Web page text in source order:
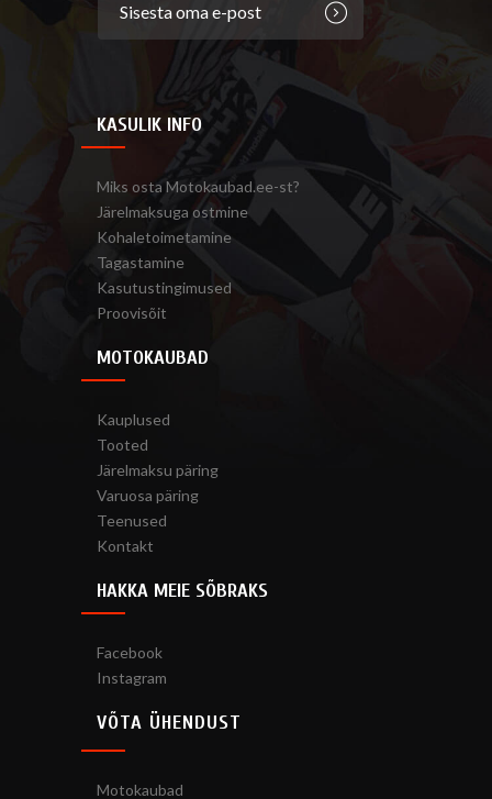
KASULIK INFO
Miks osta Motokaubad.ee-st?
Järelmaksuga ostmine
Kohaletoimetamine
Tagastamine
Kasutustingimused
Proovisõit
MOTOKAUBAD
Kauplused
Tooted
Järelmaksu päring
Varuosa päring
Teenused
Kontakt
HAKKA MEIE SÕBRAKS
Facebook
Instagram
VÕTA ÜHENDUST
Motokaubad